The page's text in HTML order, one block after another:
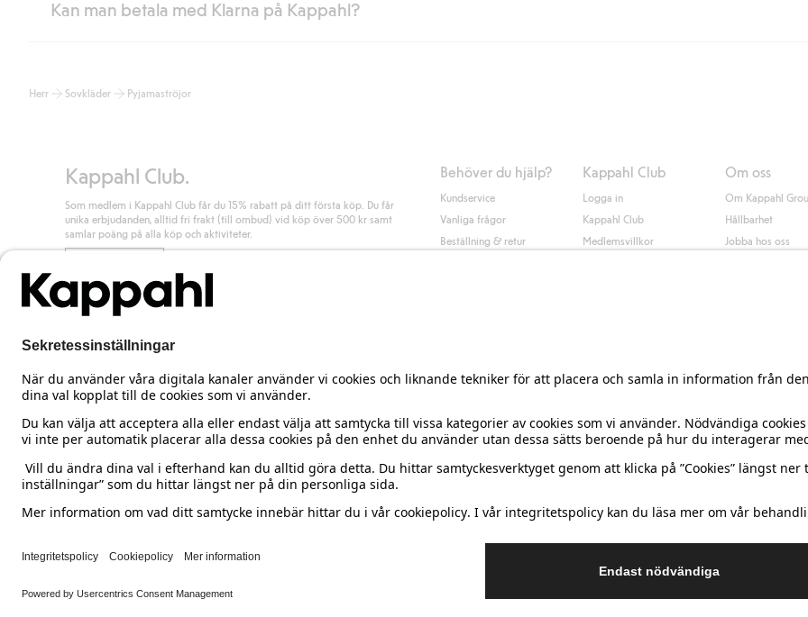
Är du medlem i Kappahl Club har du alltid gratis frakt till butik eller om du handlar för över 500kr med leverans till ombud eller paketbox
Läs mer
Kan man betala med Klarna på Kappahl?
klicka på "Slutför köp" godkänner du Kappahls allmänna villkor.
Herr Sovkläder Pyjamaströjor
Kappahl Club.
Som medlem i Kappahl Club får du 15% rabatt på ditt första köp. Du får
unika erbjudanden, alltid fri frakt (till ombud) vid köp över 500 kr samt
samlar poäng på alla köp och aktiviteter.
Behöver du hjälp?
Kundservice
Vanliga frågor
Beställning & retur
Kappahl Club
Logga in
Kappahl Club
Medlemsvillkor
Om oss
Om Kappahl
Hållbarhet
Jobba hos oss
Sweden Ändra land
Cookies